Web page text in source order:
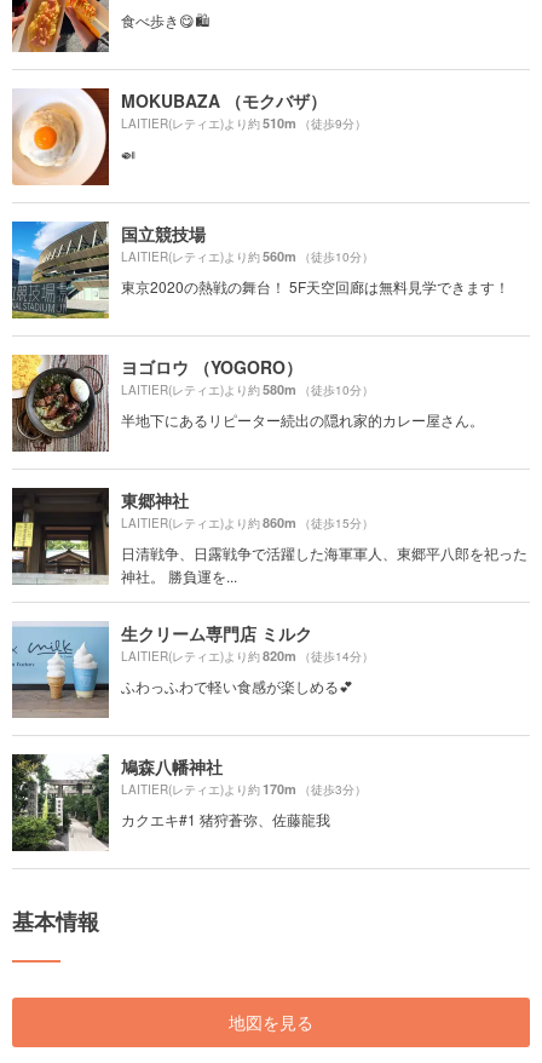
食べ歩き😋🛍
MOKUBAZA （モクバザ）
LAITIER(レティエ)より約510m （徒歩9分）
🍛
国立競技場
LAITIER(レティエ)より約560m （徒歩10分）
東京2020の熱戦の舞台！ 5F天空回廊は無料見学できます！
ヨゴロウ （YOGORO）
LAITIER(レティエ)より約580m （徒歩10分）
半地下にあるリピーター続出の隠れ家的カレー屋さん。
東郷神社
LAITIER(レティエ)より約860m （徒歩15分）
日清戦争、日露戦争で活躍した海軍軍人、東郷平八郎を祀った
神社。 勝負運を...
生クリーム専門店 ミルク
LAITIER(レティエ)より約820m （徒歩14分）
ふわっふわで軽い食感が楽しめる💕
鳩森八幡神社
LAITIER(レティエ)より約170m （徒歩3分）
カクエキ#1 猪狩蒼弥、佐藤龍我
基本情報
地図を見る